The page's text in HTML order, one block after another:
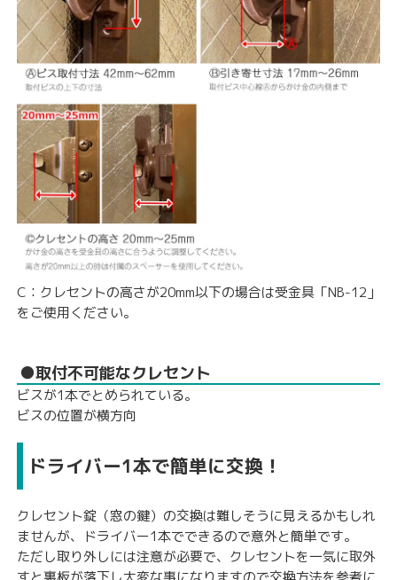
C：クレセントの高さが20mm以下の場合は受金具「NB-12」
をご使用ください。
●取付不可能なクレセント
ビスが1本でとめられている。
ビスの位置が横方向
ドライバー1本で簡単に交換！
クレセント錠（窓の鍵）の交換は難しそうに見えるかもしれ
ませんが、ドライバー1本でできるので意外と簡単です。
ただし取り外しには注意が必要で、クレセントを一気に取外